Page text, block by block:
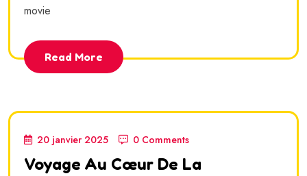
movie
Read More
20 janvier 2025 0 Comments
Voyage Au Cœur De La